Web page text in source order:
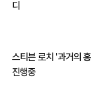
디
스티븐 로치 '과거의
진행중